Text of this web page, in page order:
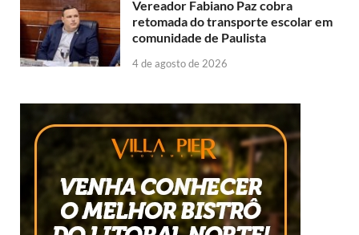
Vereador Fabiano Paz cobra
retomada do transporte escolar em
comunidade de Paulista
4 de agosto de 2026